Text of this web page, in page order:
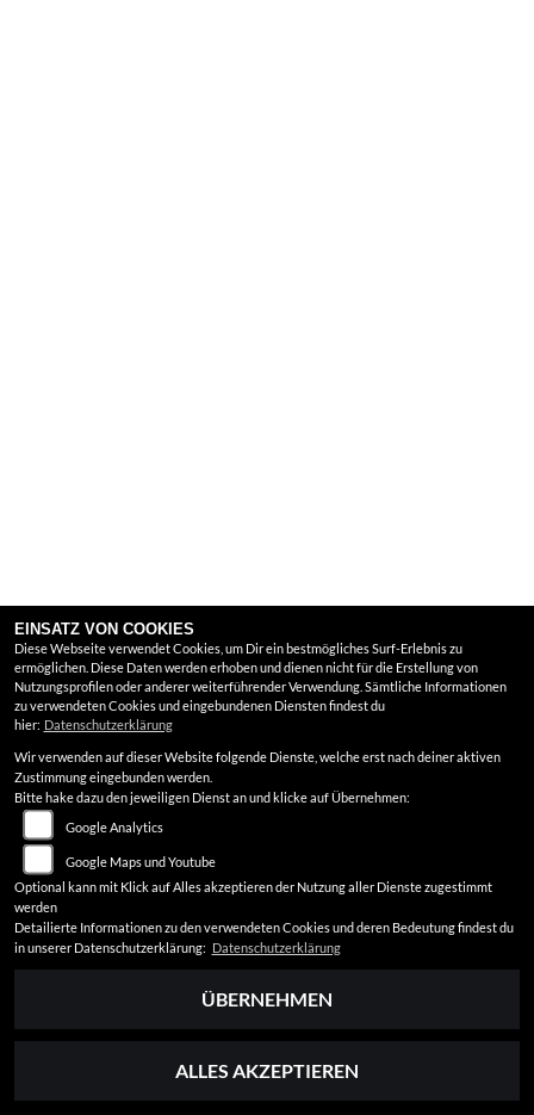
EINSATZ VON COOKIES
Diese Webseite verwendet Cookies, um Dir ein bestmögliches Surf-Erlebnis zu
ermöglichen. Diese Daten werden erhoben und dienen nicht für die Erstellung von
Nutzungsprofilen oder anderer weiterführender Verwendung. Sämtliche Informationen
zu verwendeten Cookies und eingebundenen Diensten findest du
hier: Datenschutzerklärung
Wir verwenden auf dieser Website folgende Dienste, welche erst nach deiner aktiven
Zustimmung eingebunden werden.
Bitte hake dazu den jeweiligen Dienst an und klicke auf Übernehmen:
Google Analytics
Google Maps und Youtube
Optional kann mit Klick auf Alles akzeptieren der Nutzung aller Dienste zugestimmt
werden
Detailierte Informationen zu den verwendeten Cookies und deren Bedeutung findest du
in unserer Datenschutzerklärung: Datenschutzerklärung
ÜBERNEHMEN
ALLES AKZEPTIEREN